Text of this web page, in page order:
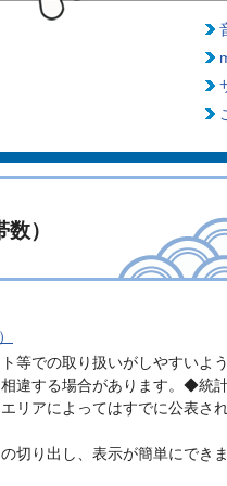
）
等での取り扱いがしやすいよ
違する場合があります。◆統計
リアによってはすでに公表さ
切り出し、表示が簡単にできま